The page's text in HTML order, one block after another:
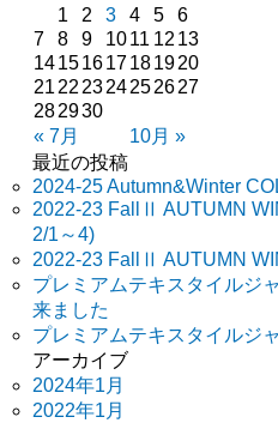
« 7月 10月 »
1 2 3 4 5
6
7
8 9 1011 12 13
14151617181920
21 22 2324252627
282930
最近の投稿
2024-25 Autumn&Winter
2022-23 FallⅡ AUTUMN
2/1～4)
2022-23 FallⅡ AUTUMN
プレミアムテキスタイルジ
来ました
プレミアムテキスタイルジ
アーカイブ
2024年1月
2022年1月